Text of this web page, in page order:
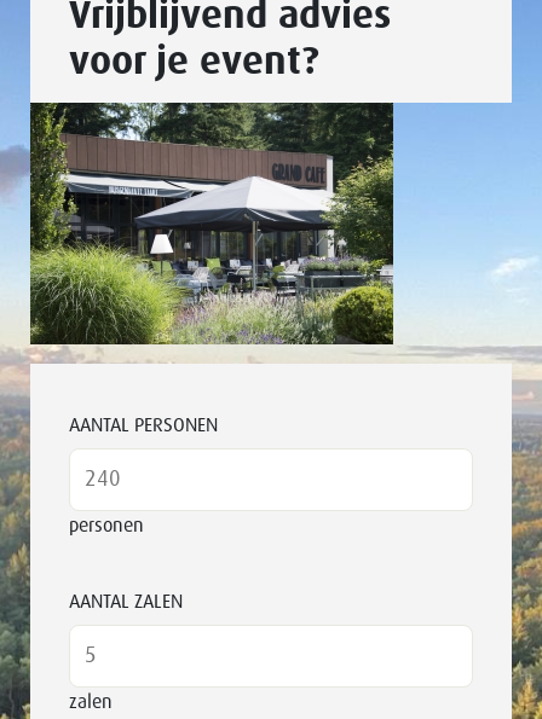
Vrijblijvend advies
voor je event?
AANTAL PERSONEN
personen
AANTAL ZALEN
zalen